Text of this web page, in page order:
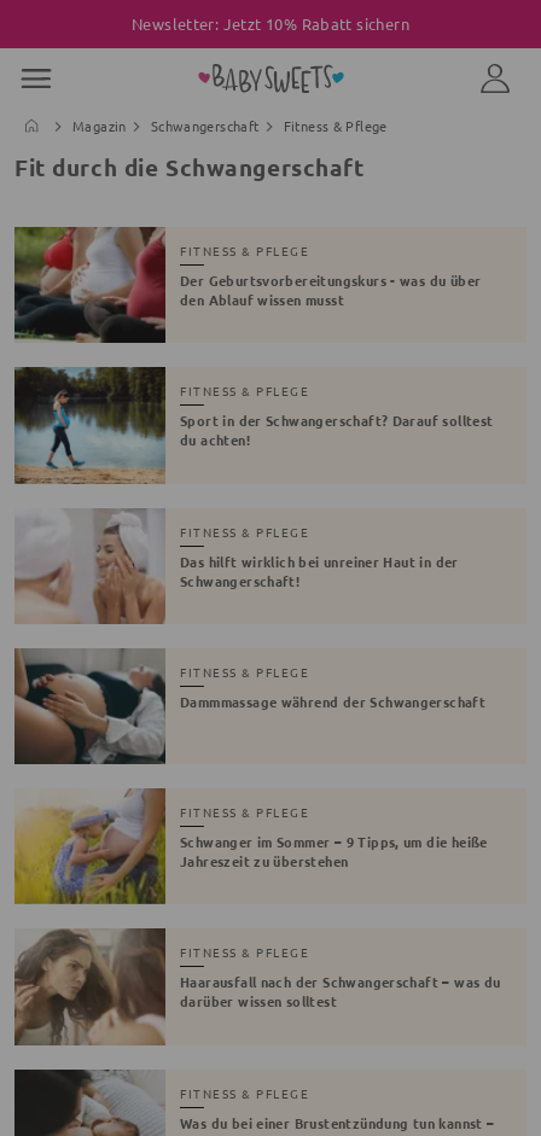
Newsletter: Jetzt 10% Rabatt sichern
Magazin Schwangerschaft Fitness & Pflege
Fit durch die Schwangerschaft
FITNESS & PFLEGE
Der Geburtsvorbereitungskurs - was du über
den Ablauf wissen musst
FITNESS & PFLEGE
Sport in der Schwangerschaft? Darauf solltest
du achten!
FITNESS & PFLEGE
Das hilft wirklich bei unreiner Haut in der
Schwangerschaft!
FITNESS & PFLEGE
Dammmassage während der Schwangerschaft
FITNESS & PFLEGE
Schwanger im Sommer – 9 Tipps, um die heiße
Jahreszeit zu überstehen
FITNESS & PFLEGE
Haarausfall nach der Schwangerschaft – was du
darüber wissen solltest
FITNESS & PFLEGE
Was du bei einer Brustentzündung tun kannst –